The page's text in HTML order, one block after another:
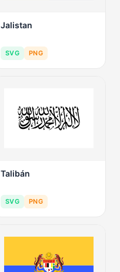
Jalistan
SVG PNG
Talibán
SVG PNG